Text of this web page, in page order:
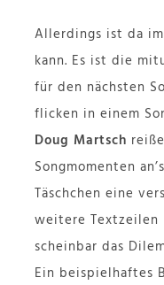
Allerdings ist da
kann. Es ist die
für den nächsten
flicken in einem
Doug Martsch
Songmomenten
Täschchen eine
weitere Textzeilen
scheinbar das
Ein beispielhaftes